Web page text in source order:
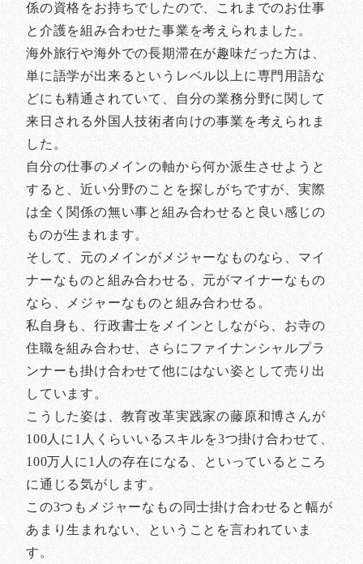
係の資格をお持ちでしたので、これまでのお仕事
と介護を組み合わせた事業を考えられました。
海外旅行や海外での長期滞在が趣味だった方は、
単に語学が出来るというレベル以上に専門用語な
どにも精通されていて、自分の業務分野に関して
来日される外国人技術者向けの事業を考えられま
した。
自分の仕事のメインの軸から何か派生させようと
すると、近い分野のことを探しがちですが、実際
は全く関係の無い事と組み合わせると良い感じの
ものが生まれます。
そして、元のメインがメジャーなものなら、マイ
ナーなものと組み合わせる、元がマイナーなもの
なら、メジャーなものと組み合わせる。
私自身も、行政書士をメインとしながら、お寺の
住職を組み合わせ、さらにファイナンシャルプラ
ンナーも掛け合わせて他にはない姿として売り出
しています。
こうした姿は、教育改革実践家の藤原和博さんが
100人に1人くらいいるスキルを3つ掛け合わせて、
100万人に1人の存在になる、といっているところ
に通じる気がします。
この3つもメジャーなもの同士掛け合わせると幅が
あまり生まれない、ということを言われていま
す。